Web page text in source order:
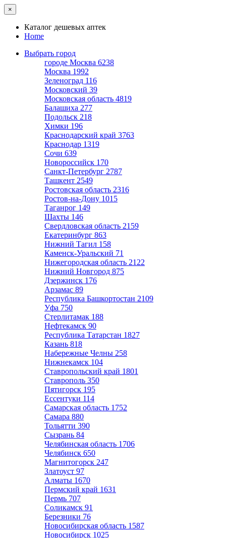
×
Каталог дешевых аптек
Home
Выбрать город
городе Москва 6238
Москва 1992
Зеленоград 116
Московский 39
Московская область 4819
Балашиха 277
Подольск 218
Химки 196
Краснодарский край 3763
Краснодар 1319
Сочи 639
Новороссийск 170
Санкт-Петербург 2787
Ташкент 2549
Ростовская область 2316
Ростов-на-Дону 1015
Таганрог 149
Шахты 146
Свердловская область 2159
Екатеринбург 863
Нижний Тагил 158
Каменск-Уральский 71
Нижегородская область 2122
Нижний Новгород 875
Дзержинск 176
Арзамас 89
Республика Башкортостан 2109
Уфа 750
Стерлитамак 188
Нефтекамск 90
Республика Татарстан 1827
Казань 818
Набережные Челны 258
Нижнекамск 104
Ставропольский край 1801
Ставрополь 350
Пятигорск 195
Ессентуки 114
Самарская область 1752
Самара 880
Тольятти 390
Сызрань 84
Челябинская область 1706
Челябинск 650
Магнитогорск 247
Златоуст 97
Алматы 1670
Пермский край 1631
Пермь 707
Соликамск 91
Березники 76
Новосибирская область 1587
Новосибирск 1025